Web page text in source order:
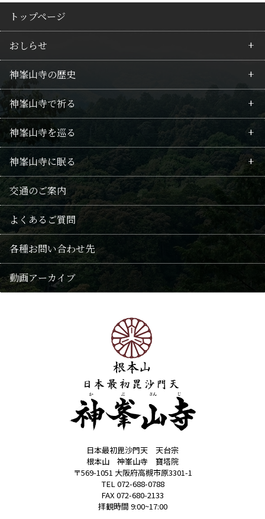
トップページ
おしらせ
最新情報
行事のご案内
護摩祈願のご案内
回向供養法要のご案内
修験の記録
神峯山寺の歴史
皇族の所縁
行者の歴史
山岳信仰
武士・豪商の関係
神峯山寺で祈る
毘沙門不動護摩
拝仏
仏像たち
本尊毘沙門天
阿弥陀信仰
修験
神峯山寺を巡る
境内案内
御朱印・巡礼の地
授与品
おみくじ
歳時記(年中行事・花)
神峯山寺に眠る
供養
千日連続供養
供養法要・随時回向
遺骨葬
大仏塔「慈晃」
交通のご案内
よくあるご質問
各種お問い合わせ先
動画アーカイブ
日本最初毘沙門天 天台宗
根本山 神峯山寺 寶塔院
〒569-1051 大阪府高槻市原3301-1
TEL 072-688-0788
FAX 072-680-2133
拝観時間 9:00~17:00